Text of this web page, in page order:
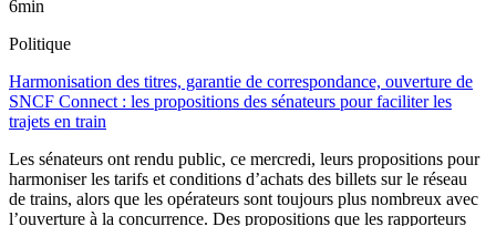
6min
Politique
Harmonisation des titres, garantie de correspondance, ouverture de
SNCF Connect : les propositions des sénateurs pour faciliter les
trajets en train
Les sénateurs ont rendu public, ce mercredi, leurs propositions pour
harmoniser les tarifs et conditions d’achats des billets sur le réseau
de trains, alors que les opérateurs sont toujours plus nombreux avec
l’ouverture à la concurrence. Des propositions que les rapporteurs